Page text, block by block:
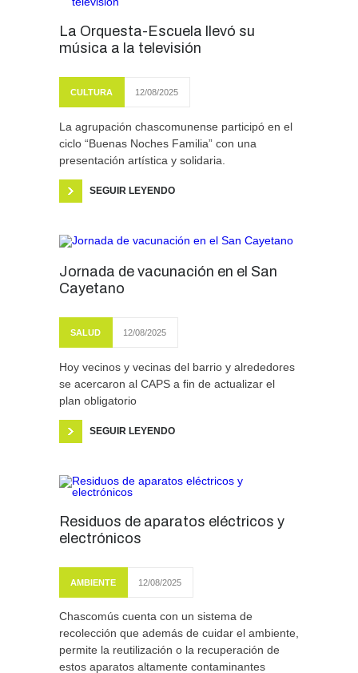
La Orquesta-Escuela llevó su
música a la televisión
CULTURA 12/08/2025
La agrupación chascomunense participó en el
ciclo “Buenas Noches Familia” con una
presentación artística y solidaria.
SEGUIR LEYENDO
Jornada de vacunación en el San
Cayetano
SALUD 12/08/2025
Hoy vecinos y vecinas del barrio y alrededores
se acercaron al CAPS a fin de actualizar el
plan obligatorio
SEGUIR LEYENDO
Residuos de aparatos eléctricos y
electrónicos
AMBIENTE 12/08/2025
Chascomús cuenta con un sistema de
recolección que además de cuidar el ambiente,
permite la reutilización o la recuperación de
estos aparatos altamente contaminantes